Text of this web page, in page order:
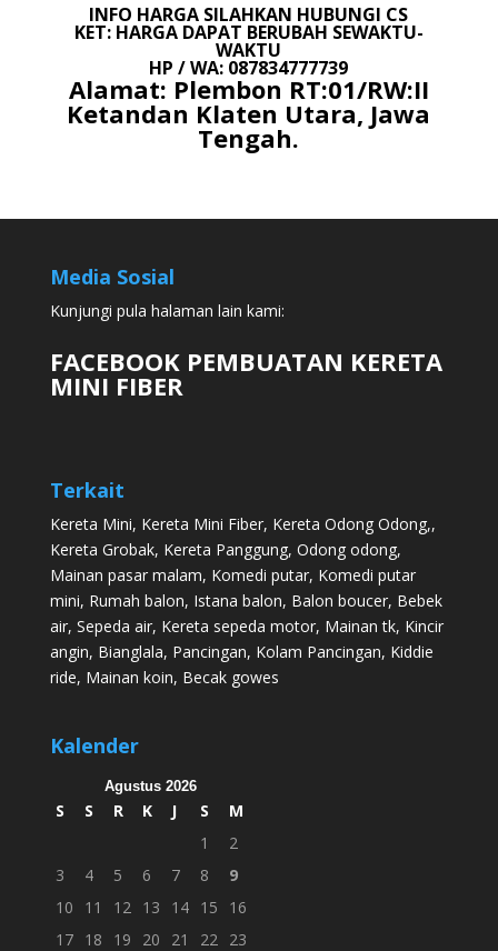
INFO HARGA SILAHKAN HUBUNGI CS
KET: HARGA DAPAT BERUBAH SEWAKTU-
WAKTU
HP / WA: 087834777739
Alamat: Plembon RT:01/RW:II
Ketandan Klaten Utara, Jawa
Tengah.
Media Sosial
Kunjungi pula halaman lain kami:
FACEBOOK PEMBUATAN KERETA
MINI FIBER
Terkait
Kereta Mini, Kereta Mini Fiber, Kereta Odong Odong,,
Kereta Grobak, Kereta Panggung, Odong odong,
Mainan pasar malam, Komedi putar, Komedi putar
mini, Rumah balon, Istana balon, Balon boucer, Bebek
air, Sepeda air, Kereta sepeda motor, Mainan tk, Kincir
angin, Bianglala, Pancingan, Kolam Pancingan, Kiddie
ride, Mainan koin, Becak gowes
Kalender
Agustus 2026
S S R K J S
M
1
2
3
4 5 6 7 8
9
10
11 12 13 14 15
16
17 18 19 20 21 22 23